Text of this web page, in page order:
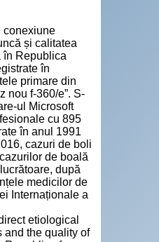
conexiune
și calitatea
în Republica
în
primare din
nou f-360/e”. S-
ul Microsoft
cu 895
în anul 1991
cazuri de boli
de boală
după
medicilor de
Internaționale a
etiological
and the quality of